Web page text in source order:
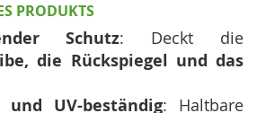
PRODUKTS
Schutz: Deckt die
die Rückspiegel und das
und UV-beständig: Haltbare